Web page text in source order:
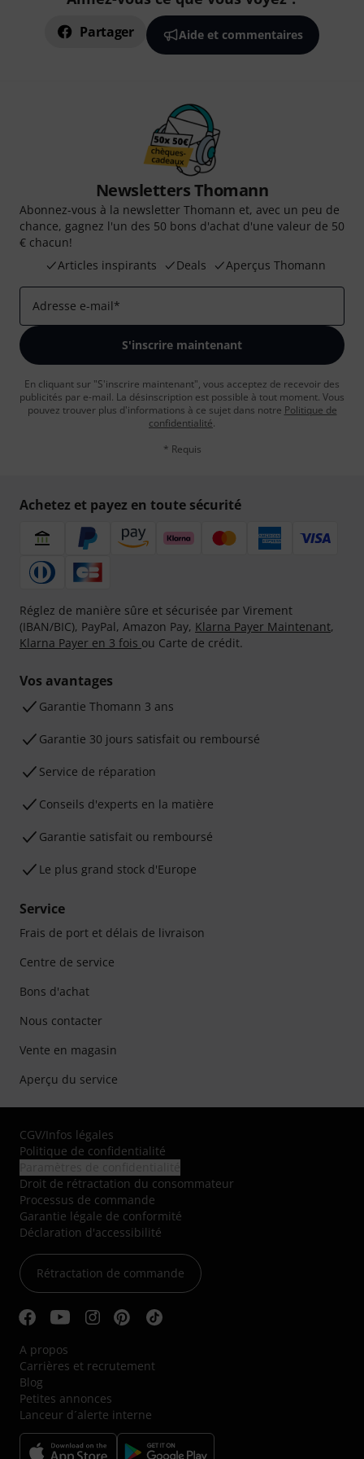
Partager Aide et commentaires
Newsletters Thomann
Abonnez-vous à la newsletter Thomann et, avec un peu de
chance, gagnez l'un des 50 bons d'achat d'une valeur de 50
€ chacun!
Articles inspirants
Deals Aperçus Thomann
Adresse e-mail*
S'inscrire maintenant
En cliquant sur "S'inscrire maintenant", vous acceptez de recevoir des
publicités par e-mail. La désinscription est possible à tout moment. Vous
pouvez trouver plus d'informations à ce sujet dans notre Politique de
confidentialité.
* Requis
Achetez et payez en toute sécurité
Réglez de manière sûre et sécurisée par Virement
(IBAN/BIC), PayPal, Amazon Pay, Klarna Payer Maintenant,
Klarna Payer en 3 fois ou Carte de crédit.
Vos avantages
Ga­ran­tie Thomann 3 ans
Garantie 30 jours satisfait ou remboursé
Service de réparation
Conseils d'experts en la matière
Garantie satisfait ou remboursé
Le plus grand stock d'Europe
Service
Frais de port et délais de livraison
Centre de service
Bons d'achat
Nous contacter
Vente en magasin
Aperçu du service
CGV/Infos légales
Politique de confidentialité
Droit de rétractation du consommateur
Processus de commande
Garantie légale de conformité
Déclaration d'accessibilité
Rétractation de commande
A propos
Carrières et recrutement
Blog
Petites annonces
Lanceur d´alerte interne